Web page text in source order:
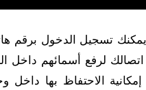
تسجيل الدخول برقم
لرفع أسمائهم داخل
الاحتفاظ بها داخل